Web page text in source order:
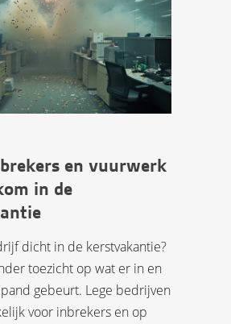
en vuurwerk
in de
dicht in de kerstvakantie?
toezicht op wat er in en
gebeurt. Lege bedrijven
voor inbrekers en op